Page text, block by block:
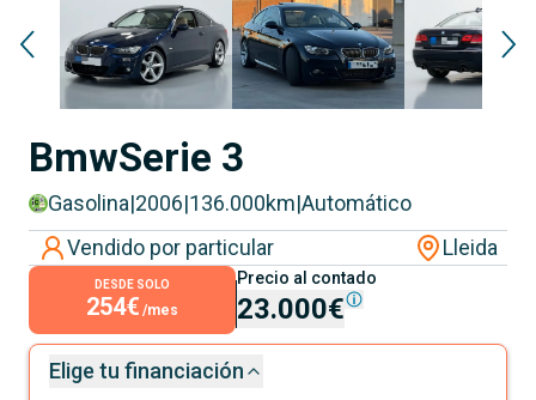
BmwSerie 3
Gasolina|2006|136.000km|Automático
Vendido por particular
Lleida
DESDE SOLO
254€ /mes
Precio al contado
23.000€
Elige tu financiación